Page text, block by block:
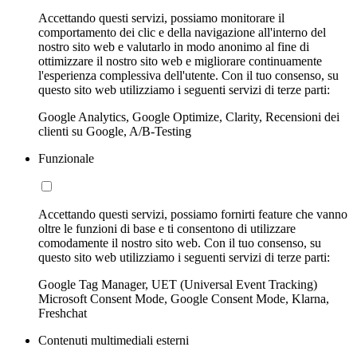
Accettando questi servizi, possiamo monitorare il
comportamento dei clic e della navigazione all'interno del
nostro sito web e valutarlo in modo anonimo al fine di
ottimizzare il nostro sito web e migliorare continuamente
l'esperienza complessiva dell'utente. Con il tuo consenso, su
questo sito web utilizziamo i seguenti servizi di terze parti:
Google Analytics, Google Optimize, Clarity, Recensioni dei
clienti su Google, A/B-Testing
Funzionale
Accettando questi servizi, possiamo fornirti feature che vanno
oltre le funzioni di base e ti consentono di utilizzare
comodamente il nostro sito web. Con il tuo consenso, su
questo sito web utilizziamo i seguenti servizi di terze parti:
Google Tag Manager, UET (Universal Event Tracking)
Microsoft Consent Mode, Google Consent Mode, Klarna,
Freshchat
Contenuti multimediali esterni